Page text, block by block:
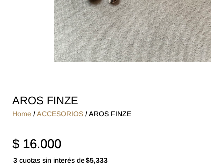
AROS FINZE
Home /ACCESORIOS/ AROS FINZE
$16.000
3cuotas sin interés de$5,333